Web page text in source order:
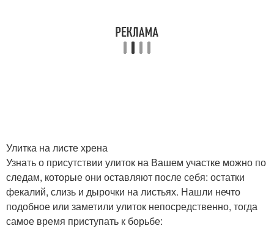
Улитка на листе хрена
Узнать о присутствии улиток на Вашем участке можно по
следам, которые они оставляют после себя: остатки
фекалий, слизь и дырочки на листьях. Нашли нечто
подобное или заметили улиток непосредственно, тогда
самое время приступать к борьбе: